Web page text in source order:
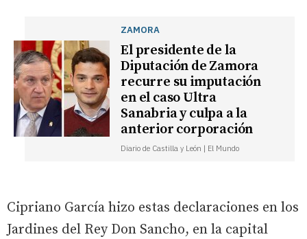
ZAMORA
El presidente de la
Diputación de Zamora
recurre su imputación
en el caso Ultra
Sanabria y culpa a la
anterior corporación
Diario de Castilla y León | El Mundo
Cipriano García hizo estas declaraciones en los
Jardines del Rey Don Sancho, en la capital